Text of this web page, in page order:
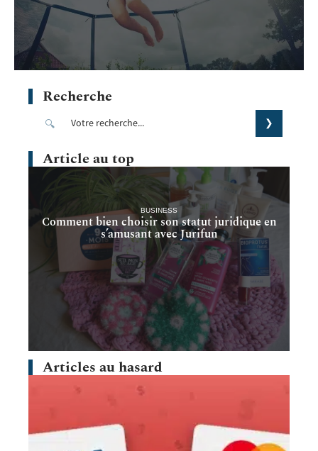
Recherche
Article au top
BUSINESS
Comment bien choisir son statut juridique en
s’amusant avec Jurifun
Articles au hasard